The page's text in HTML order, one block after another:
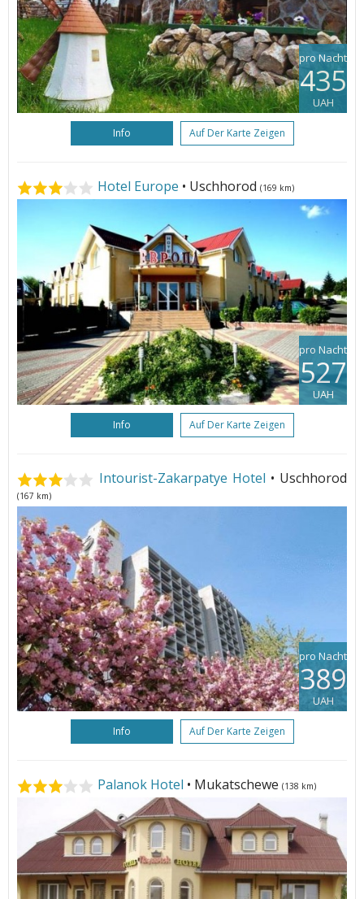
pro Nacht
435
UAH
Info Auf Der Karte Zeigen
Hotel Europe • Uschhorod (169 km)
pro Nacht
527
UAH
Info Auf Der Karte Zeigen
Intourist-Zakarpatye Hotel • Uschhorod
(167 km)
pro Nacht
389
UAH
Info Auf Der Karte Zeigen
Palanok Hotel • Mukatschewe (138 km)